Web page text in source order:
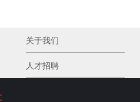
关于我们
人才招聘